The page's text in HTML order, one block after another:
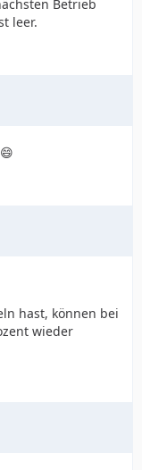
Betrieb
leer.
hast, können bei
wieder